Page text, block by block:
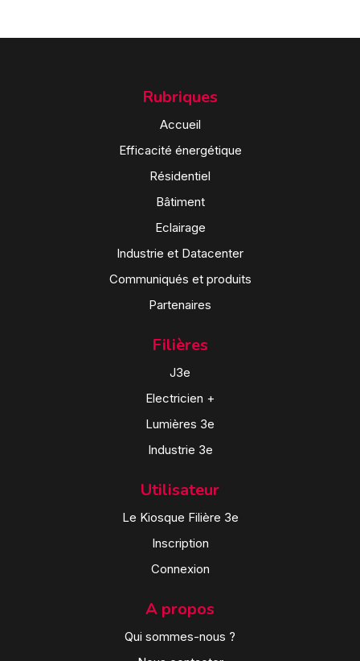
Rubriques
Accueil
Efficacité énergétique
Résidentiel
Bâtiment
Eclairage
Industrie et Datacenter
Communiqués et produits
Partenaires
Filières
J3e
Electricien +
Lumières 3e
Industrie 3e
Utilisateur
Le Kiosque Filière 3e
Inscription
Connexion
A propos
Qui sommes-nous ?